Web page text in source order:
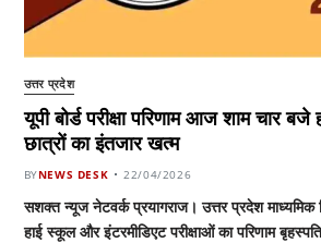
उत्तर प्रदेश
यूपी बोर्ड परीक्षा परिणाम आज शाम चार बजे
छात्रों का इंतजार खत्म
BYNEWS DESK 22/04/2026
सशक्त न्यूज नेटवर्क प्रयागराज। उत्तर प्रदेश माध्यमिक
हाई स्कूल और इंटरमीडिएट परीक्षाओं का परिणाम